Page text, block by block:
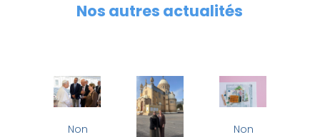
Nos autres actualités
Non
Non